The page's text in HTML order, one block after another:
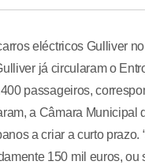
eléctricos Gulliver
já circularam o
passageiros,
a Câmara
a criar a curto
150 mil euros,